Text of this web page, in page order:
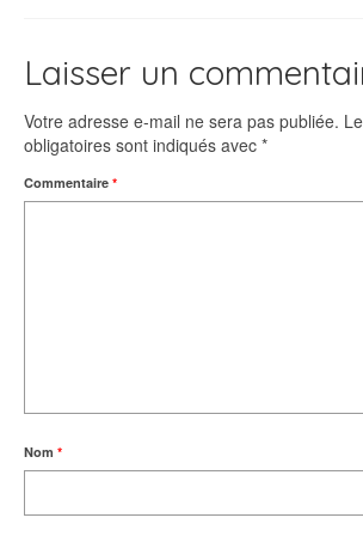
Laisser un
Votre adresse e-mail ne sera pas publiée.
obligatoires sont indiqués avec *
Commentaire *
Nom *